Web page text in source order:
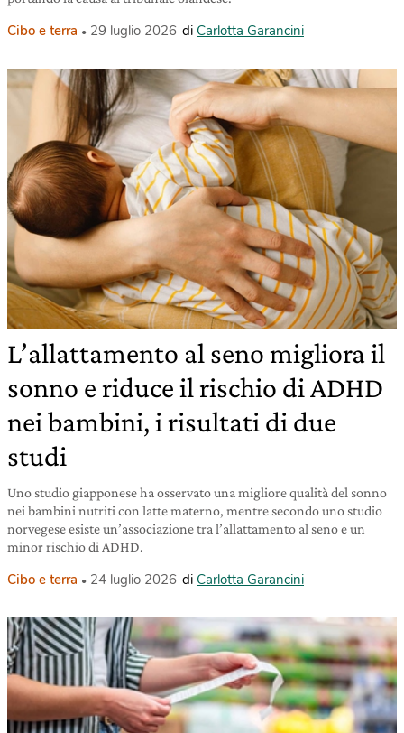
Cibo e terra 29 luglio 2026 di Carlotta Garancini
L’allattamento al seno migliora il
sonno e riduce il rischio di ADHD
nei bambini, i risultati di due
studi
Uno studio giapponese ha osservato una migliore qualità del sonno
nei bambini nutriti con latte materno, mentre secondo uno studio
norvegese esiste un’associazione tra l’allattamento al seno e un
minor rischio di ADHD.
Cibo e terra 24 luglio 2026 di Carlotta Garancini